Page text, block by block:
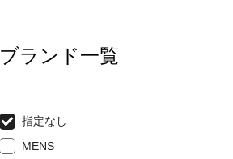
ブランド一覧
指定なし
MENS